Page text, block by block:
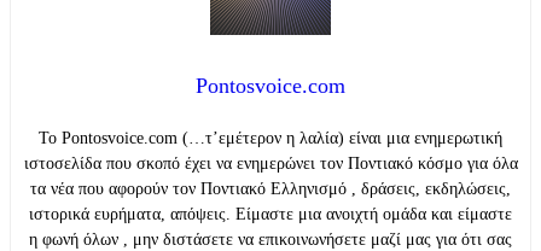
Pontosvoice.com
Το Pontosvoice.com (…τ’εμέτερον η λαλία) είναι μια ενημερωτική
ιστοσελίδα που σκοπό έχει να ενημερώνει τον Ποντιακό κόσμο για όλα
τα νέα που αφορούν τον Ποντιακό Ελληνισμό , δράσεις, εκδηλώσεις,
ιστορικά ευρήματα, απόψεις. Είμαστε μια ανοιχτή ομάδα και είμαστε
η φωνή όλων , μην διστάσετε να επικοινωνήσετε μαζί μας για ότι σας